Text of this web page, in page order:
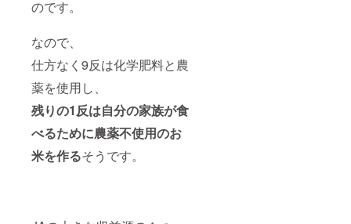
のです。
なので、
仕方なく9反は化学肥料と農
薬を使用し、
残りの1反は自分の家族が食
べるために農薬不使用のお
米を作るそうです。